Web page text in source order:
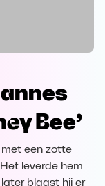
Download
Download
Bee’
een zotte
Het leverde hem
blaast hij er